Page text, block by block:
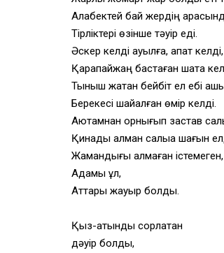
Алқабектей бай жердің
Тірліктері өзінше тәуір еді.
Әскер келді ауылға, апат келді,
Қарапайжаң бастаған шатақ
Тыныш жатқан бейбіт ел ебі
Берекесі шайқалған өмір келді.
Аютамнан орнығып застав
Қинады алман салыққа шағын
Жамандығы қалмаған істемеген,
Адамы құл,
Аттары жауыр болды.
Қыз-қатынды сорлатқан
дәуір болды,